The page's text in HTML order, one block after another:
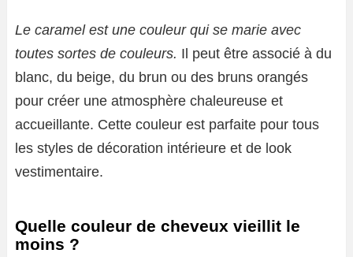
Le caramel est une couleur qui se marie avec
toutes sortes de couleurs. Il peut être associé à du
blanc, du beige, du brun ou des bruns orangés
pour créer une atmosphère chaleureuse et
accueillante. Cette couleur est parfaite pour tous
les styles de décoration intérieure et de look
vestimentaire.
Quelle couleur de cheveux vieillit le
moins ?